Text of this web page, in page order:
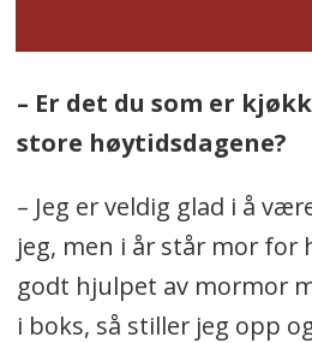
– Er det du som er
store høytidsdagene?
– Jeg er veldig glad i å
jeg, men i år står mor for
godt hjulpet av mormor
i boks, så stiller jeg opp